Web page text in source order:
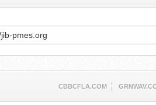
CBBCFLA.COM